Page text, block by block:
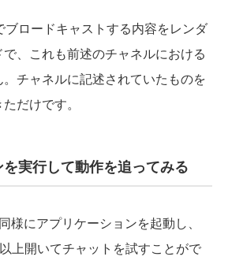
ロードキャストする内容をレンダ
、これも前述のチャネルにおける
チャネルに記述されていたものを
だけです。
実行して動作を追ってみる
にアプリケーションを起動し、
上開いてチャットを試すことがで